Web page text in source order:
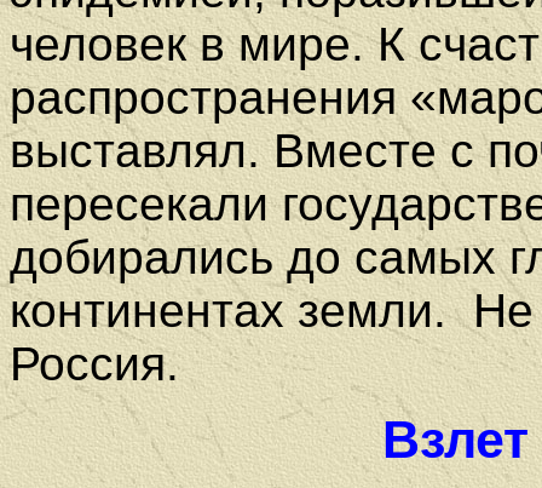
человек в мире. К
распространения
выставлял. Вместе с
пересекали
добирались до самых
континентах земли. Не
Россия.